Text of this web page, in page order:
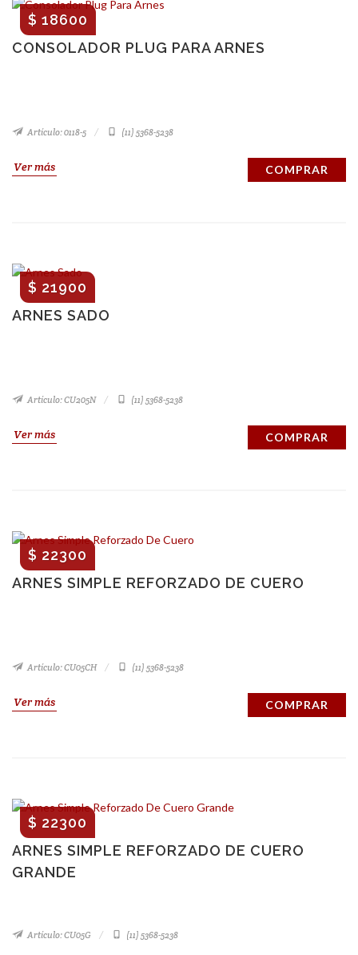
CONSOLADOR PLUG PARA ARNES
$ 18600
Artículo: 0118-5 (11) 5368-5238
Ver más COMPRAR
ARNES SADO
$ 21900
Artículo: CU205N (11) 5368-5238
Ver más COMPRAR
ARNES SIMPLE REFORZADO DE CUERO
$ 22300
Artículo: CU05CH (11) 5368-5238
Ver más COMPRAR
ARNES SIMPLE REFORZADO DE CUERO
GRANDE
$ 22300
Artículo: CU05G (11) 5368-5238